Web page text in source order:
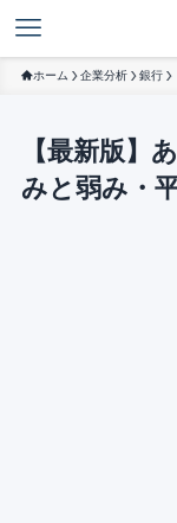
ホーム 企業分析 銀行
【最新版】
みと弱み・